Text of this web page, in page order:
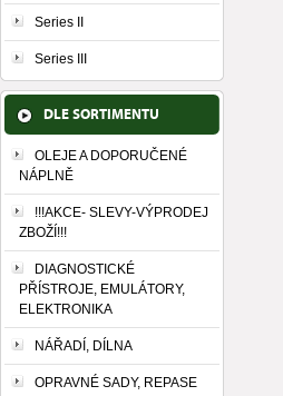
Series II
Series III
DLE SORTIMENTU
OLEJE A DOPORUČENÉ
NÁPLNĚ
!!!AKCE- SLEVY-VÝPRODEJ
ZBOŽÍ!!!
DIAGNOSTICKÉ
PŘÍSTROJE, EMULÁTORY,
ELEKTRONIKA
NÁŘADÍ, DÍLNA
OPRAVNÉ SADY, REPASE